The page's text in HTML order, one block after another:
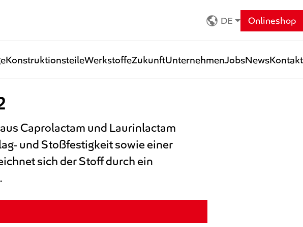
DE
Onlineshop
KonstruktionsteileWerkstoffeZukunftUnternehmenJobsNewsKontakt
Caprolactam und Laurinlactam
und Stoßfestigkeit sowie einer
sich der Stoff durch ein